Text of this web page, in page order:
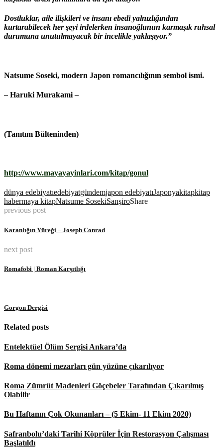
Dostluklar, aile ilişkileri ve insanı ebedi yalnızlığından
kurtarabilecek her şeyi irdelerken insanoğlunun karmaşık ruhsal
durumuna unutulmayacak bir incelikle yaklaşıyor.”
Natsume Soseki, modern Japon romancılığının sembol ismi.
– Haruki Murakami –
(Tanıtım Bülteninden)
http://www.mayayayinlari.com/kitap/gonul
dünya edebiyatıedebiyatgündemjapon edebiyatıJaponyakitapkitap
habermaya kitapNatsume SosekiSanşiroShare
previous post
Karanlığın Yüreği – Joseph Conrad
next post
Romafobi | Roman Karşıtlığı
Gorgon Dergisi
Related posts
Entelektüel Ölüm Sergisi Ankara’da
Roma dönemi mezarları gün yüzüne çıkarılıyor
Roma Zümrüt Madenleri Göçebeler Tarafından Çıkarılmış
Olabilir
Bu Haftanın Çok Okunanları – (5 Ekim- 11 Ekim 2020)
Safranbolu’daki Tarihi Köprüler İçin Restorasyon Çalışması
Başlatıldı